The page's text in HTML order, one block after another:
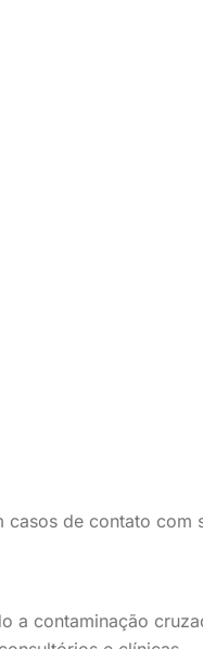
de contato com
a contaminação